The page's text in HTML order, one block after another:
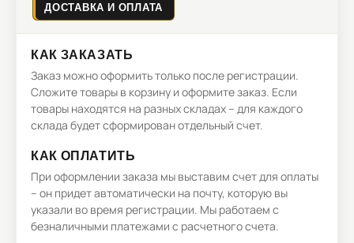
ДОСТАВКА И ОПЛАТА
КАК ЗАКАЗАТЬ
Заказ можно оформить только после регистрации.
Сложите товары в корзину и оформите заказ. Если
товары находятся на разных складах – для каждого
склада будет сформирован отдельный счет.
КАК ОПЛАТИТЬ
При оформлении заказа мы выставим счет для оплаты
– он придет автоматически на почту, которую вы
указали во время регистрации. Мы работаем с
безналичными платежами с расчетного счета.